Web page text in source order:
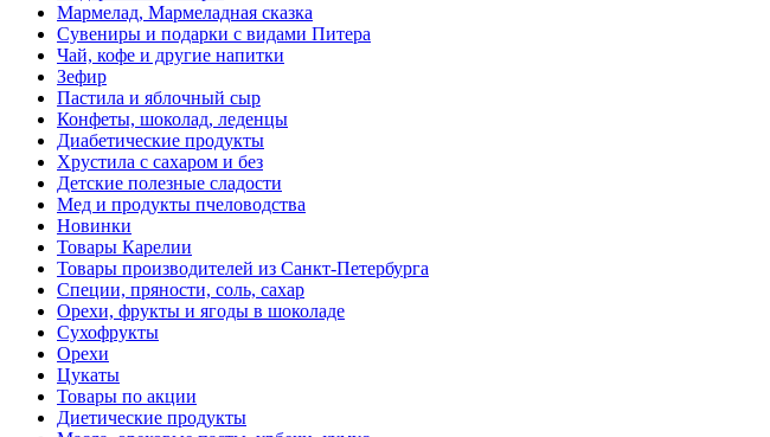
Мармелад, Мармеладная сказка
Сувениры и подарки с видами Питера
Чай, кофе и другие напитки
Зефир
Пастила и яблочный сыр
Конфеты, шоколад, леденцы
Диабетические продукты
Хрустила с сахаром и без
Детские полезные сладости
Мед и продукты пчеловодства
Новинки
Товары Карелии
Товары производителей из Санкт-Петербурга
Специи, пряности, соль, сахар
Орехи, фрукты и ягоды в шоколаде
Сухофрукты
Орехи
Цукаты
Товары по акции
Диетические продукты